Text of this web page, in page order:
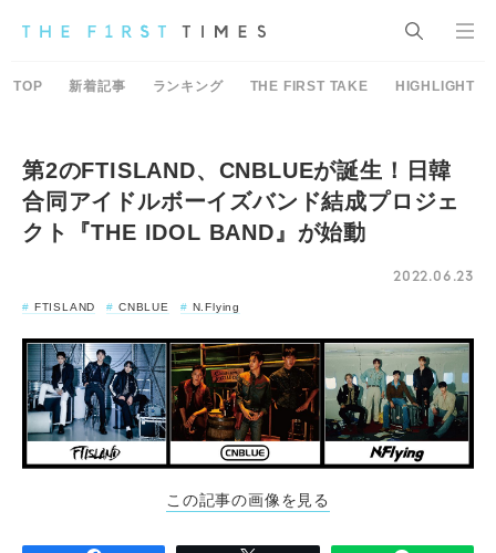
TOP 新着記事 ランキング THE FIRST TAKE HIGHLIGHT
第2のFTISLAND、CNBLUEが誕生！日韓
合同アイドルボーイズバンド結成プロジェ
クト『THE IDOL BAND』が始動
2022.06.23
FTISLAND CNBLUE N.Flying
この記事の画像を見る